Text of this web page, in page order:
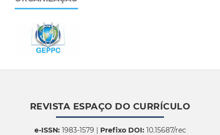
REVISTA ESPAÇO DO CURRÍCULO
e-ISSN:1983-1579 | Prefixo DOI:10.15687/rec